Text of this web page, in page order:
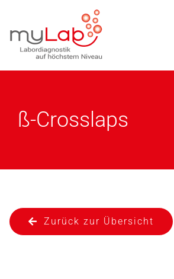
ß-Crosslaps
Zurück zur Übersicht